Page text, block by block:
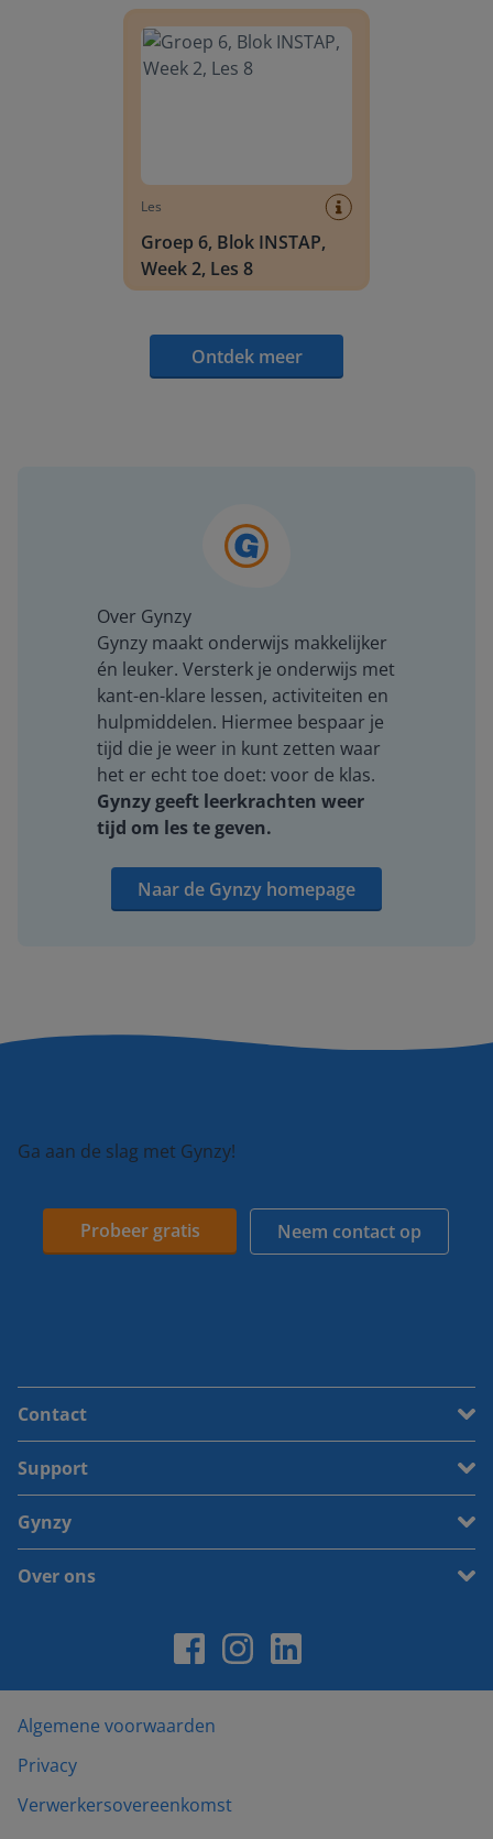
Les
Groep 6, Blok INSTAP,
Week 2, Les 8
Ontdek meer
Over Gynzy
Gynzy maakt onderwijs makkelijker
én leuker. Versterk je onderwijs met
kant-en-klare lessen, activiteiten en
hulpmiddelen. Hiermee bespaar je
tijd die je weer in kunt zetten waar
het er echt toe doet: voor de klas.
Gynzy geeft leerkrachten weer
tijd om les te geven.
Naar de Gynzy homepage
Ga aan de slag met Gynzy!
Probeer gratis Neem contact op
Contact
Support
Gynzy
Over ons
Algemene voorwaarden
Privacy
Verwerkersovereenkomst